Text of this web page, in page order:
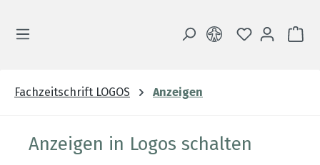
DU HAST 0
Fachzeitschrift LOGOS Anzeigen
Anzeigen in Logos schalten